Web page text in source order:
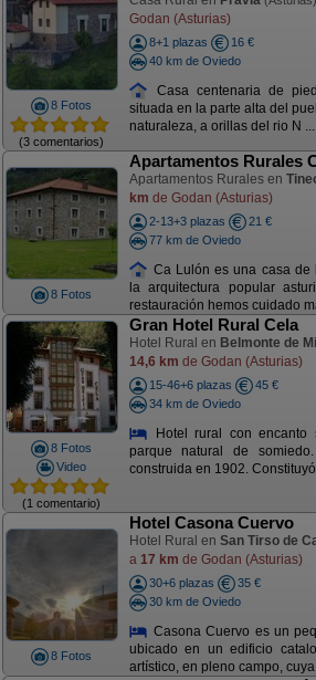
8 Fotos
(3 comentarios)
Godan (Asturias)
8+1 plazas
16 €
40 km de Oviedo
Casa centenaria de
situada en la parte alta del
naturaleza, a orillas del rio N ...
8 Fotos
Apartamentos Rurales
Apartamentos Rurales en
km de Godan (Asturias)
2-13+3 plazas
21 €
77 km de Oviedo
Ca Lulón es una casa de
la arquitectura popular
restauración hemos cuidado
8 Fotos
Video
(1 comentario)
Gran Hotel Rural Cela
Hotel Rural en Belmonte de
14,6 km de Godan (Asturias)
15-46+6 plazas
45 €
34 km de Oviedo
Hotel rural con
parque natural de
construida en 1902.
8 Fotos
Hotel Casona Cuervo
Hotel Rural en San Tirso de
a 17 km de Godan (Asturias)
30+6 plazas
35 €
30 km de Oviedo
Casona Cuervo es un
ubicado en un edificio
artístico, en pleno campo,